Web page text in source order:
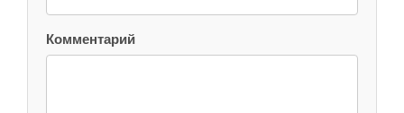
Комментарий